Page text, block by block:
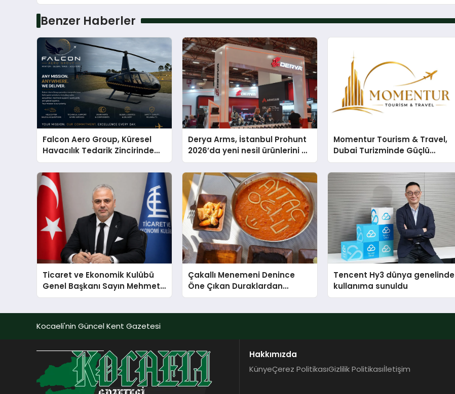
Benzer Haberler
Falcon Aero Group, Küresel
Havacılık Tedarik Zincirinde
Türkiye’den Dünyaya Açılıyor
Derya Arms, İstanbul Prohunt
2026’da yeni nesil ürünlerini ve
global marka vizyonunu
sergiledi
Momentur Tourism & Travel,
Dubai Turizminde Güçlü
Operasyon Ağıyla Fark
Yaratıyor
Ticaret ve Ekonomik Kulübü
Genel Başkanı Sayın Mehmet
Ulutaş, ekonomiye dair yaptığı
Çakallı Menemeni Denince
Öne Çıkan Duraklardan
Aytaçoğlu Menemen
Tencent Hy3 dünya genelinde
kullanıma sunuldu
Kocaeli'nin Güncel Kent Gazetesi
Hakkımızda
KünyeÇerez PolitikasıGizlilik Politikasıİletişim